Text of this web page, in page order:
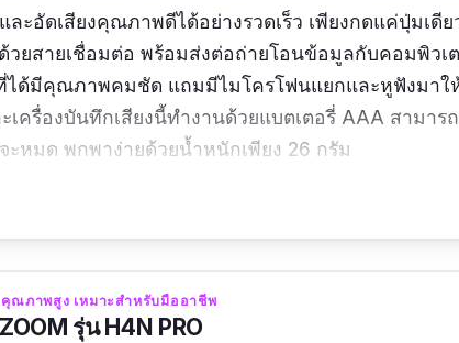
ละอัดเสียงคุณภาพดีได้อย่างรวดเร็ว เพียงกดแค่ปุ่มเดีย
วยสายเชื่อมต่อ พร้อมส่งต่อถ่ายโอนข้อมูลกับคอมพิวเ
ได้มีคุณภาพคมชัด แถมมีไมโครโฟนแยกและหูฟังมาใ
เครื่องบันทึกเสียงนี้ทำงานด้วยแบตเตอรี่ AAA สามาร
ะหมด พกพาง่ายด้วยน้ำหนักเพียง 26 กรัม
คุณภาพสูง เหมาะสำหรับมืออาชีพ
รุ่น H4N PRO